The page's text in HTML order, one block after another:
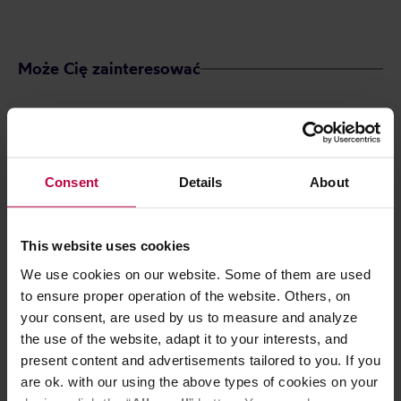
Consent Details About
This website uses cookies
We use cookies on our website. Some of them are used
to ensure proper operation of the website. Others, on
your consent, are used by us to measure and analyze
the use of the website, adapt it to your interests, and
present content and advertisements tailored to you. If you
are ok. with our using the above types of cookies on your
Może Cię zainteresować
Teministeriet - herbata czarna
sypana Christmas Orange Cinnamon
EKO 100 g
HAYB -
Oolong